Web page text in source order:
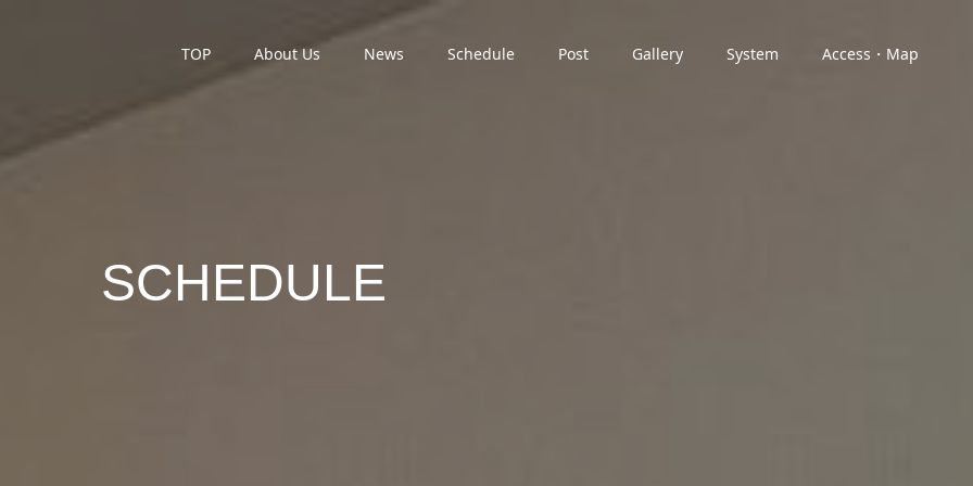
TOP About Us News Schedule Post Gallery System Access・Map
SCHEDULE